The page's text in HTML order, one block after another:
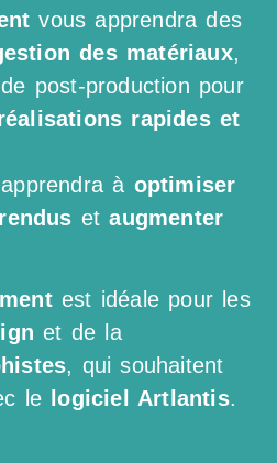
vous apprendra des
des matériaux,
post-production pour
rapides et
à optimiser
etaugmenter
est idéale pour les
et de la
, qui souhaitent
le logiciel Artlantis.